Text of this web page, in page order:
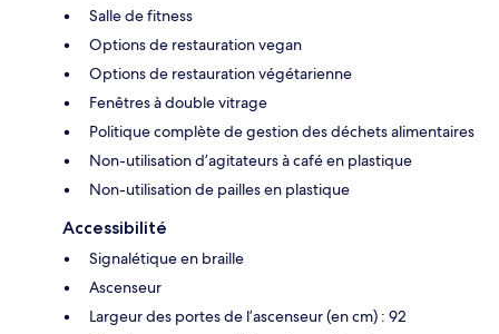
Salle de fitness
Options de restauration vegan
Options de restauration végétarienne
Fenêtres à double vitrage
Politique complète de gestion des déchets alimentaires
Non-utilisation d’agitateurs à café en plastique
Non-utilisation de pailles en plastique
Accessibilité
Signalétique en braille
Ascenseur
Largeur des portes de l’ascenseur (en cm) : 92